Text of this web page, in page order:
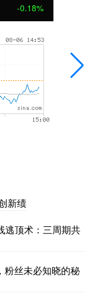
0.16%
新绩
逃顶术：三周期共
粉丝未必知晓的秘